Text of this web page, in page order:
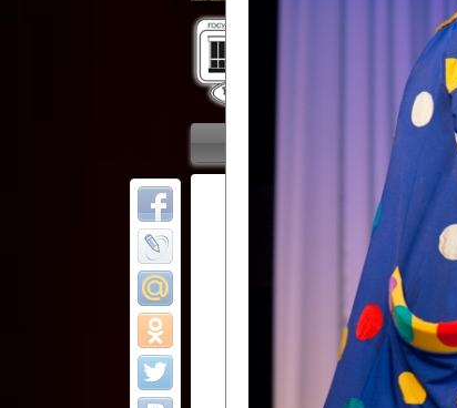
Приветствие
Финал
цирковых
Участники фестиваля: